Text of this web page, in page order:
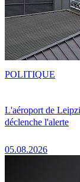
L'aéroport de
déclenche l'alerte
05.08.2026
POLITIQUE